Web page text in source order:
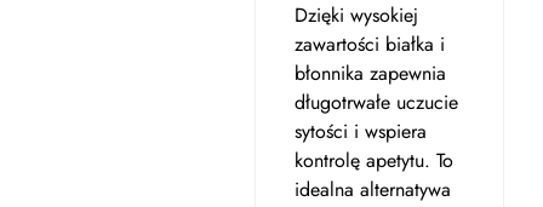
Dzięki wysokiej
zawartości białka i
błonnika zapewnia
długotrwałe uczucie
sytości i wspiera
kontrolę apetytu. To
idealna alternatywa